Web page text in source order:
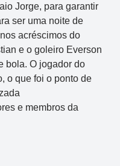
Jorge, para garantir
ser uma noite de
acréscimos do
e o goleiro Everson
bola. O jogador do
o que foi o ponto de
e membros da